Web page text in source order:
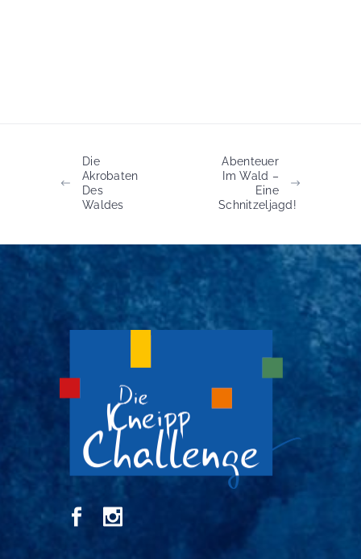
Die
Akrobaten
Des
Waldes
Abenteuer
Im Wald –
Eine
Schnitzeljagd!